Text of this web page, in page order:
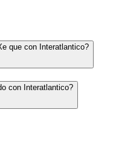
que con Interatlantico?
con Interatlantico?